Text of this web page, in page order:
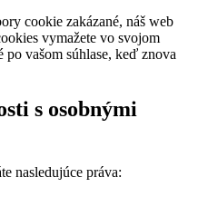
cookie zakázané, náš web
vymažete vo svojom
po vašom súhlase, keď znova
s osobnými
nasledujúce práva: